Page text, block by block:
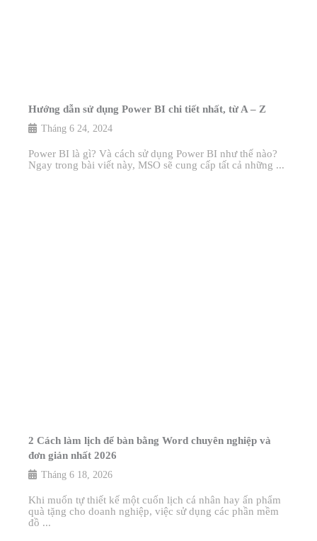
Hướng dẫn sử dụng Power BI chi tiết nhất, từ A – Z
Tháng 6 24, 2024
Power BI là gì? Và cách sử dụng Power BI như thế nào?
Ngay trong bài viết này, MSO sẽ cung cấp tất cả những ...
2 Cách làm lịch để bàn bằng Word chuyên nghiệp và
đơn giản nhất 2026
Tháng 6 18, 2026
Khi muốn tự thiết kế một cuốn lịch cá nhân hay ấn phẩm
quà tặng cho doanh nghiệp, việc sử dụng các phần mềm
đồ ...